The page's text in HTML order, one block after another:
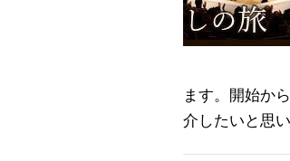
ます。開始か
介したいと思